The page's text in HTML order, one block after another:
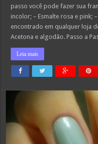
passo você pode fazer sua
incolor; – Esmalte rosa e pink;
encontrado em qualquer loja
Acetona e algodão. Passo a
Leia mais